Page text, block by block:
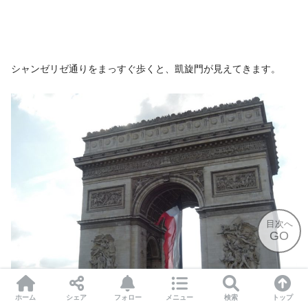
目次へ
GO
シャンゼリゼ通りをまっすぐ歩くと、凱旋門が見えてきます。
ホーム シェア フォロー メニュー 検索 トップ